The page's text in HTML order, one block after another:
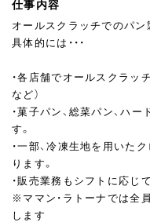
仕事内容
オールスクラッチでのパン
具体的には・・・
・各店舗でオールスクラッ
など）
・菓子パン、総菜パン、ハ
す。
・一部、冷凍生地を用いた
ります。
・販売業務もシフトに応じ
※ママン・ラトーナでは全
します